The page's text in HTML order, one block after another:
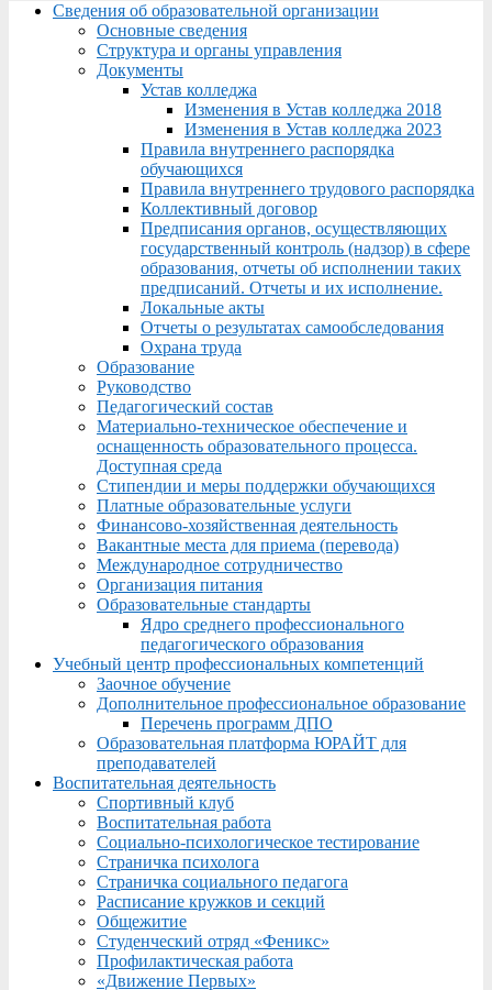
Menu
Сведения об образовательной организации
Основные сведения
Структура и органы управления
Документы
Устав колледжа
Изменения в Устав колледжа 2018
Изменения в Устав колледжа 2023
Правила внутреннего распорядка
обучающихся
Правила внутреннего трудового распорядка
Коллективный договор
Предписания органов, осуществляющих
государственный контроль (надзор) в сфере
образования, отчеты об исполнении таких
предписаний. Отчеты и их исполнение.
Локальные акты
Отчеты о результатах самообследования
Охрана труда
Образование
Руководство
Педагогический состав
Материально-техническое обеспечение и
оснащенность образовательного процесса.
Доступная среда
Стипендии и меры поддержки обучающихся
Платные образовательные услуги
Финансово-хозяйственная деятельность
Вакантные места для приема (перевода)
Международное сотрудничество
Организация питания
Образовательные стандарты
Ядро среднего профессионального
педагогического образования
Учебный центр профессиональных компетенций
Заочное обучение
Дополнительное профессиональное образование
Перечень программ ДПО
Образовательная платформа ЮРАЙТ для
преподавателей
Воспитательная деятельность
Спортивный клуб
Воспитательная работа
Социально-психологическое тестирование
Страничка психолога
Страничка социального педагога
Расписание кружков и секций
Общежитие
Студенческий отряд «Феникс»
Профилактическая работа
«Движение Первых»